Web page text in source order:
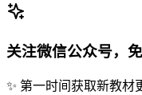
关注微信公众号，
✨ 第一时间获取新教材